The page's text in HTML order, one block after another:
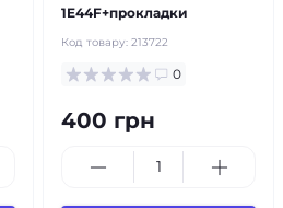
1E44F+прокладки
Код товару: 213722
0
400 грн